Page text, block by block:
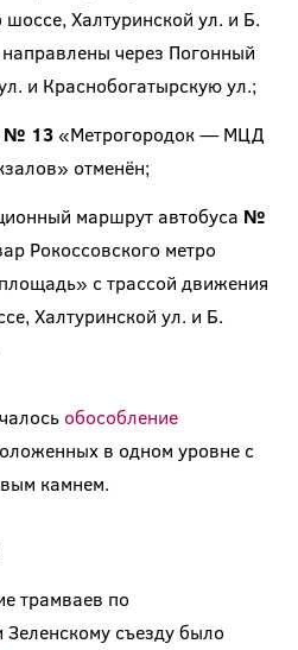
шоссе, Халтуринской ул. и Б.
через Погонный
и Краснобогатырскую ул.;
№ 13«Метрогородок — МЦД
отменён;
маршрут автобуса №
Рокоссовского метро
с трассой движения
Халтуринской ул. и Б.
обособление
в одном уровне с
камнем.
трамваев по
съезду было